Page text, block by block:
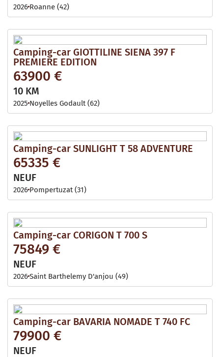
2026 Roanne (42)
Camping-car GIOTTILINE SIENA 397 F
PREMIERE EDITION
63900 €
10 KM
2025 Noyelles Godault (62)
Camping-car SUNLIGHT T 58 ADVENTURE
65335 €
NEUF
2026 Pompertuzat (31)
Camping-car CORIGON T 700 S
75849 €
NEUF
2026Saint Barthelemy D'anjou (49)
Camping-car BAVARIA NOMADE T 740 FC
79900 €
NEUF